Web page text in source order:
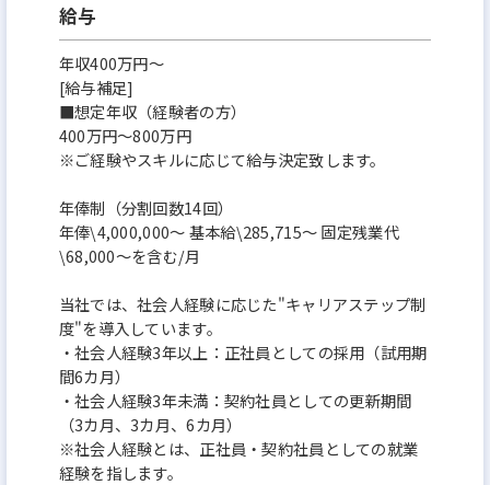
給与
年収400万円～
[給与補足]
■想定年収（経験者の方）
400万円～800万円
※ご経験やスキルに応じて給与決定致します。
年俸制（分割回数14回）
年俸\4,000,000～ 基本給\285,715～ 固定残業代
\68,000～を含む/月
当社では、社会人経験に応じた"キャリアステップ制
度"を導入しています。
・社会人経験3年以上：正社員としての採用（試用期
間6カ月）
・社会人経験3年未満：契約社員としての更新期間
（3カ月、3カ月、6カ月）
※社会人経験とは、正社員・契約社員としての就業
経験を指します。